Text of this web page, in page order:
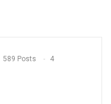
589 Posts 4